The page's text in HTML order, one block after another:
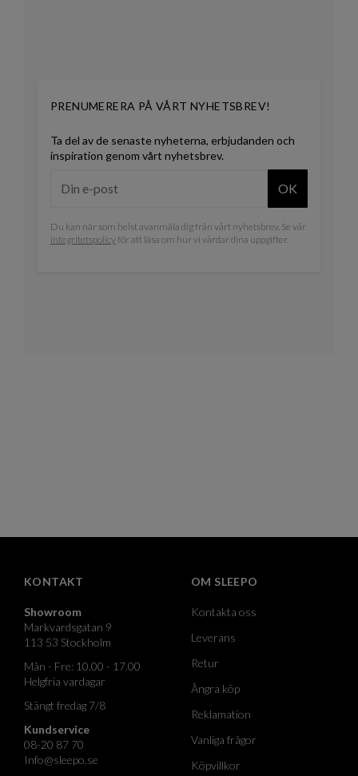
PRENUMERERA PÅ VÅRT NYHETSBREV!
Ta del av de senaste nyheterna, erbjudanden och
inspiration genom vårt nyhetsbrev.
OK
Du kan när som helst avanmäla dig från vårt nyhetsbrev. Se vår
integritetspolicyför att läsa om hur vi vårdar dina uppgifter.
KONTAKT
Showroom
Markvardsgatan 9
113 53 Stockholm
Mån - Fre: 10.00 - 17.00
Helgfria vardagar
Stängt fredag 7/8
Kundservice
08-20 87 70
Info@sleepo.se
OM SLEEPO
Kontakta oss
Leverans
Retur
Ångra köp
Reklamation
Vanliga frågor
Köpvillkor